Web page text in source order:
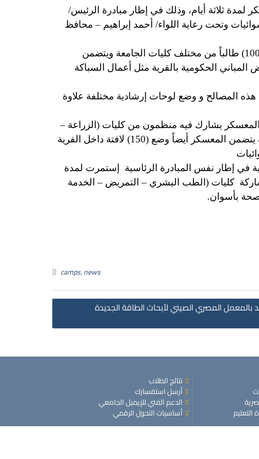
ثلاثة أيام، وذلك في إطار مبادرة الرئيس/
وتحت رعاية اللواء/ أحمد إبراهيم – محافظ
وصرح الأستاذ الدكتور/ أحمد غلاب محمد – رئيس جامعة أسوان أن المعسكر يضم حوالي (100) طالباً من مختلف كليات الجامعة ويتضمن
المباني الحكومية بالقرية مثل أعمال السباكة
المصالح و وضع لوحات إرشادية مختلفة علاوة
يشارك فيه منظمون من كليات (الزراعة –
الخدمة الإجتماعية – التربية الفنية)، وذلك بالتعاون مع الجمعية المصرية للتنمية المتكاملة، وسوف يتضمن المعسكر أيضاً وضع (150) لافتة داخل القرية
في إطار نفس المبادرة الرئاسية إستمرت لمدة
كليات (الطب البشري – التمريض – الخدمة
بأسوان.
camps,news
المصري الصيني لأبحاث الطاقة الجديدة
نتائج الطلاب
أرسل استفسارك
الدعم الفني للإيميل الجامعي
أساسيات التحول الرقمي
التعليم